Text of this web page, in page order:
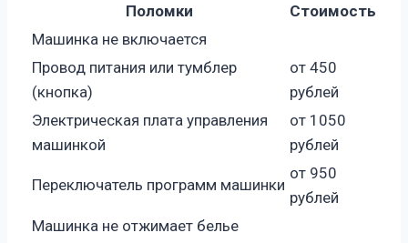
Поломки
Стоимость
Машинка не включается
Провод питания или тумблер
(кнопка)
от 450
рублей
Электрическая плата управления
машинкой
от 1050
рублей
Переключатель программ машинки
от 950
рублей
Машинка не отжимает белье